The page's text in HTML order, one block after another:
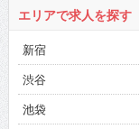
エリアで求人を探す
新宿
渋谷
池袋